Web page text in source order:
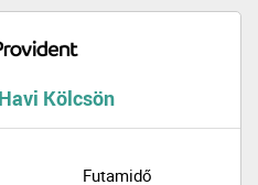
Kölcsön
Futamidő